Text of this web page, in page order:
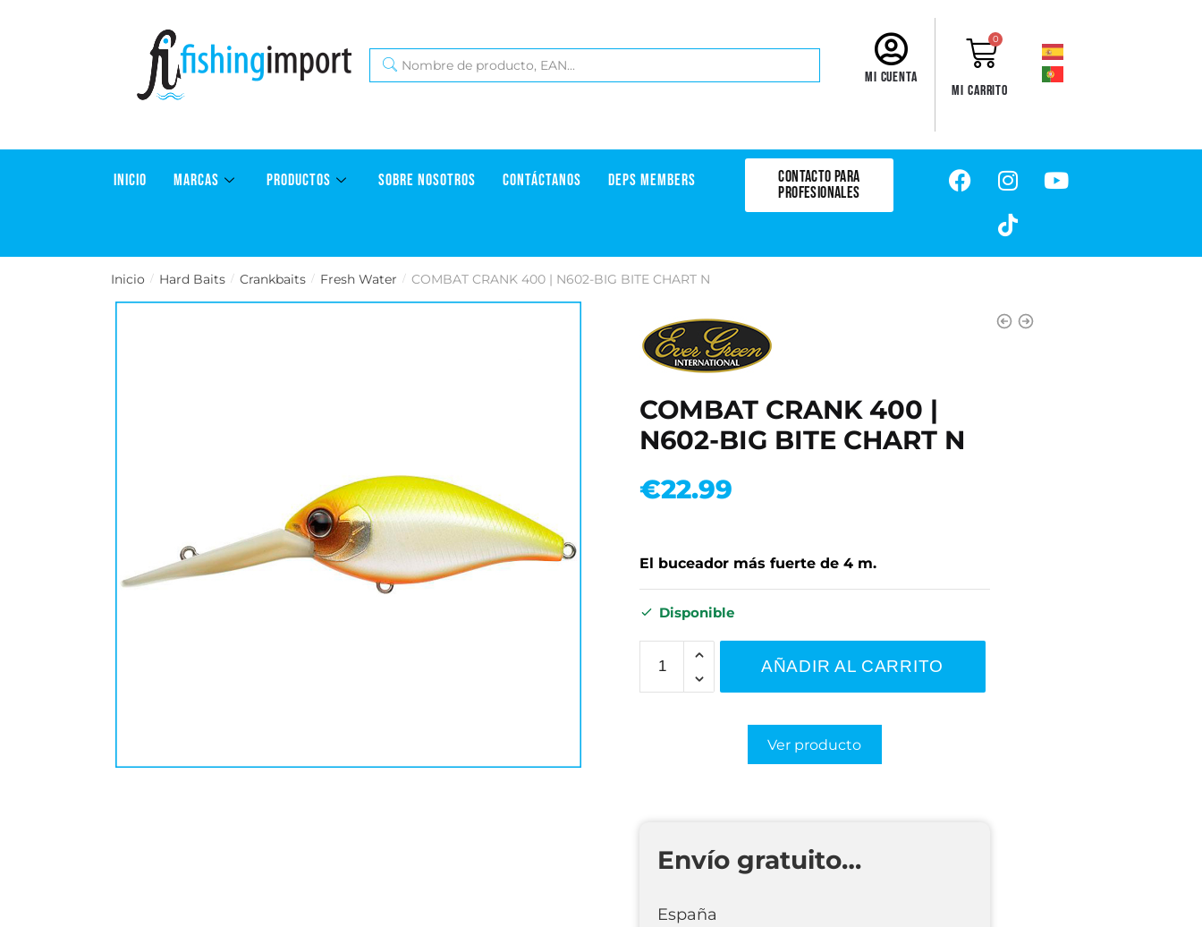
Mi cuenta
0
Mi carrito
INICIO MARCAS PRODUCTOS SOBRE NOSOTROS CONTÁCTANOS DEPS MEMBERS
CONTACTO PARA
PROFESIONALES
Inicio / Hard Baits / Crankbaits / Fresh Water / COMBAT CRANK 400 | N602-BIG BITE CHART N
COMBAT CRANK 400 |
N602-BIG BITE CHART N
€22.99
El buceador más fuerte de 4 m.
Disponible
AÑADIR AL CARRITO
Ver producto
Envío gratuito…
España